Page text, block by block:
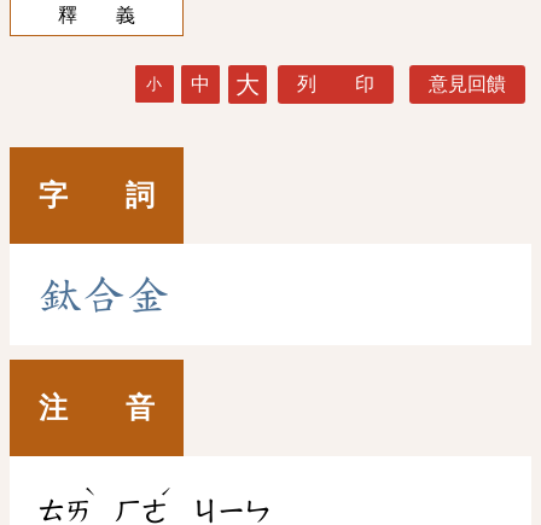
釋 義
小 中 大 列 印 意見回饋
字 詞
鈦合金
注 音
ㄊㄞ
ˋ
ㄏㄜ
ˊ
ㄐㄧㄣ